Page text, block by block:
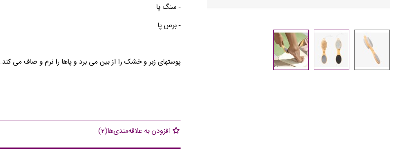
- سنگ پا
- برس پا
پوستهای زبر و خشک را از بین می برد و پاها را نرم و صاف می کند.
افزودن به علاقه‌مندی‌ها(
2
)